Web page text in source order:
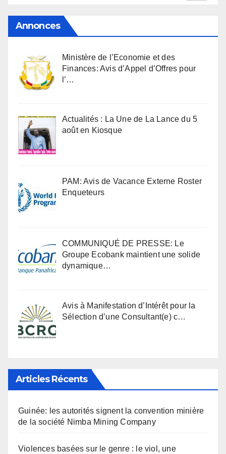
Annonces
Ministère de l’Economie et des
Finances: Avis d’Appel d’Offres pour
l’…
Actualités : La Une de La Lance du 5
août en Kiosque
PAM: Avis de Vacance Externe Roster
Enqueteurs
COMMUNIQUÉ DE PRESSE: Le
Groupe Ecobank maintient une solide
dynamique…
Avis à Manifestation d’Intérêt pour la
Sélection d’une Consultant(e) c…
Articles Récents
Guinée: les autorités signent la convention minière
de la société Nimba Mining Company
Violences basées sur le genre : le viol, une